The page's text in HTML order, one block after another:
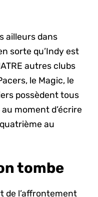
ailleurs dans
sorte qu’Indy est
autres clubs
le Magic, le
possèdent tous
moment d’écrire
au
tombe
de l’affrontement